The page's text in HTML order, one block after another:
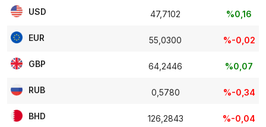
USD 47,7102 %0,16
EUR 55,0300 %-0,02
GBP 64,2446 %0,07
RUB 0,5780 %-0,34
BHD 126,2843 %-0,04